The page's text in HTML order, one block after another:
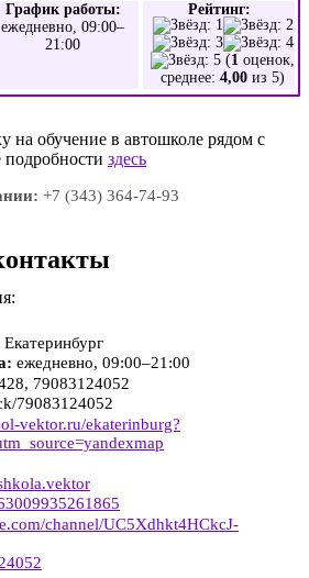
График работы:
ежедневно, 09:00–
21:00
Рейтинг:
(1 оценок,
среднее: 4,00 из 5)
на обучение в автошколе рядом с
здесь
+7 (343) 364-74-93
ежедневно, 09:00–21:00
79083124052
79083124052
vektor.ru/ekaterinburg?
channel/UC5Xdhkt4HCkcJ-